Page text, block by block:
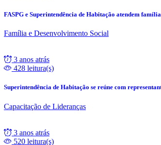
FASPG e Superintendência de Habitação atendem
Família e Desenvolvimento Social
3 anos atrás
428 leitura(s)
Superintendência de Habitação se reúne com
Capacitação de Lideranças
3 anos atrás
520 leitura(s)